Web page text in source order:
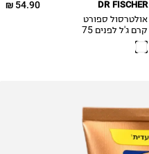
54.90 ₪ DR FISCHER
אולטרסול ספורט
קרם ג'ל לפנים 75
Ultrasol SPORT